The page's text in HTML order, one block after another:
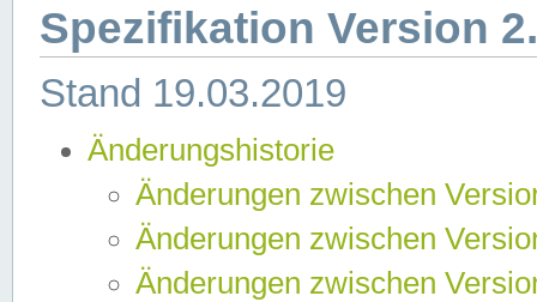
Spezifikation Version
Stand 19.03.2019
Änderungshistorie
Änderungen zwischen
Änderungen zwischen
Änderungen zwischen